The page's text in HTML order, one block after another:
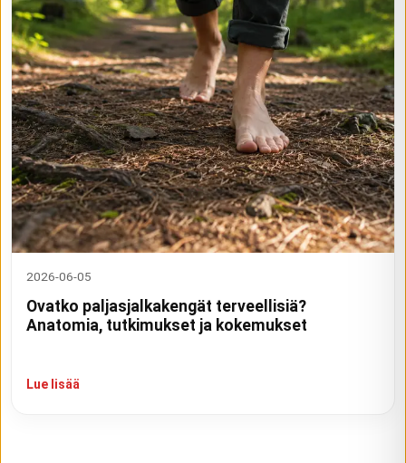
2026-06-05
Ovatko paljasjalkakengät terveellisiä?
Anatomia, tutkimukset ja kokemukset
Lue lisää